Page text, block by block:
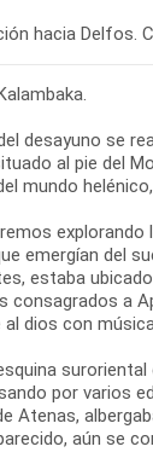
hacia Delfos.
desayuno se
al pie del
mundo
emergían del
estaba
consagrados a
al dios con
por varios
Atenas,
aún se